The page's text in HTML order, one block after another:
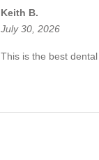
Keith B.
July 30, 2026
This is the best